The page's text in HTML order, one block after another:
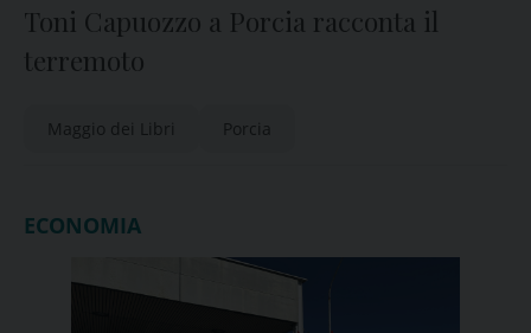
Toni Capuozzo a Porcia racconta il
terremoto
Maggio dei Libri Porcia
ECONOMIA